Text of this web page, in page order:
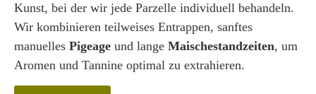
Kunst, bei der wir jede Parzelle individuell behandeln.
Wir kombinieren teilweises Entrappen, sanftes
manuelles Pigeage und lange Maischestandzeiten, um
Aromen und Tannine optimal zu extrahieren.